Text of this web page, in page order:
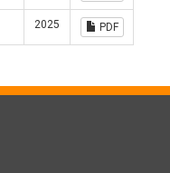
2025 PDF